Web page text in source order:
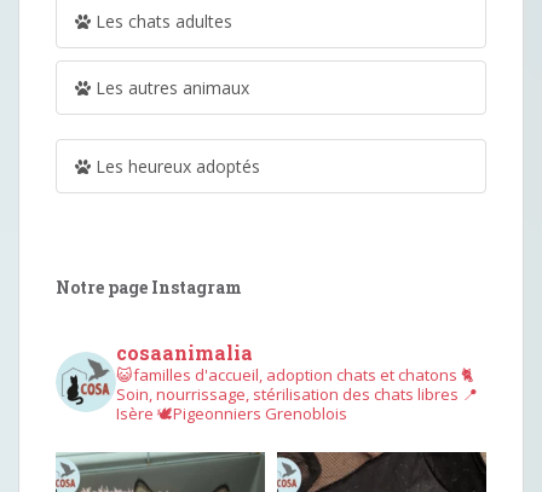
Les chats adultes
Les autres animaux
Les heureux adoptés
Notre page Instagram
cosaanimalia
😺familles d'accueil, adoption chats et chatons 🐈
Soin, nourrissage, stérilisation des chats libres 📍
Isère 🕊︎Pigeonniers Grenoblois